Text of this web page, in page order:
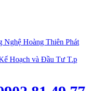
Hoàng Thiên Phát
Hoạch và Đầu Tư T.p